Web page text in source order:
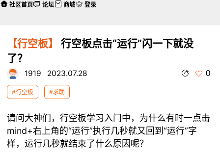
【行空板】
行空板点击“运行”闪一下就没
了？
1919 2023.07.28 0
#行空板 #求助
请问大神们，行空板学习入门中，为什么有时一点击
mind+右上角的“运行”执行几秒就又回到“运行”字
样，运行几秒就结束了什么原因呢？
社区首页 论坛 商城 登录